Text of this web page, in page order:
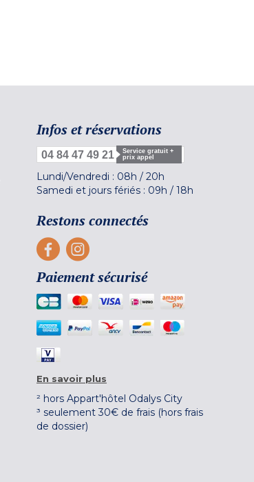
Infos et réservations
04 84 47 49 21
Service gratuit +
prix appel
Lundi/Vendredi : 08h / 20h
Samedi et jours fériés : 09h / 18h
Restons connectés
Paiement sécurisé
En savoir plus
² hors Appart'hôtel Odalys City
³ seulement 30€ de frais (hors frais
de dossier)